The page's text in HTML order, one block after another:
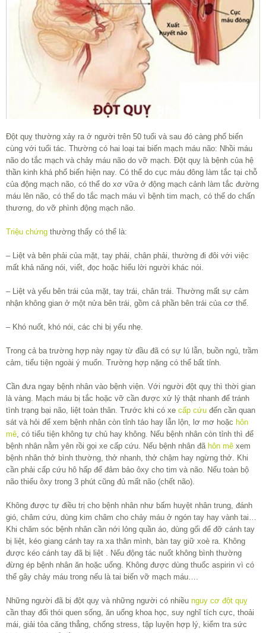
Đột quỵ thường xảy ra ở người trên 50 tuổi và sau đó càng phổ biến
cùng với tuổi tác. Thường có hai loại tai biến mạch máu não: Nhồi máu
não do tắc mạch và chảy máu não do vỡ mạch. Đột quỵ là bệnh của hệ
thần kinh khá phổ biến hiện nay. Có thể do cục máu đông làm tắc tại chỗ
của động mạch não, có thể do xơ vữa ở động mạch cảnh làm tắc đường
máu lên não, có thể do tắc mạch máu vì bệnh tim mạch, có thể do chấn
thương, do vỡ phình động mạch não.
Triệu chứng thường thấy có thể là:
– Liệt và bên phải của mặt, tay phải, chân phải, thường đi đôi với việc
mất khả năng nói, viết, đọc hoặc hiểu lời người khác nói.
– Liệt và yếu bên trái của mặt, tay trái, chân trái. Thường mất sự cảm
nhận không gian ở một nửa bên trái, gồm cả phần bên trái của cơ thể.
– Khó nuốt, khó nói, các chi bị yếu nhẹ.
Trong cả ba trường hợp này ngay từ đầu đã có sự lú lẫn, buồn ngủ, trầm
cảm, tiểu tiện ngoài ý muốn. Trường hợp nặng có thể bất tỉnh.
Cần đưa ngay bệnh nhân vào bệnh viện. Với người đột quỵ thì thời gian
là vàng. Mạch máu bị tắc hoặc vỡ cần được xử lý thật nhanh để tránh
tình trạng bại não, liệt toàn thân. Trước khi có xe cấp cứu đến cần quan
sát và hỏi để xem bệnh nhân còn tỉnh táo hay lẫn lộn, lơ mơ hoặc hôn
mê, có tiểu tiện không tự chủ hay không. Nếu bệnh nhân còn tỉnh thì để
bệnh nhân nằm yên rồi gọi xe cấp cứu. Nếu bệnh nhân đã hôn mê xem
bệnh nhân thở bình thường, thở nhanh, thở chậm hay ngừng thở. Khi
cần phải cấp cứu hô hấp để đảm bảo ôxy cho tim và não. Nếu toàn bộ
não thiếu ôxy trong 3 phút cũng đủ mất não (chết não).
Không được tự điều trị cho bệnh nhân như bấm huyệt nhân trung, đánh
gió, châm cứu, dùng kim châm cho chảy máu ở ngón tay hay vành tai…
Khi chăm sóc bệnh nhân cần nới lỏng quần áo, dùng gối để đỡ cánh tay
bị liệt, kéo giang cánh tay ra xa thân mình, bàn tay giữ xoè ra. Không
được kéo cánh tay đã bị liệt . Nếu động tác nuốt không bình thường
đừng ép bệnh nhân ăn hoặc uống. Không được dùng thuốc aspirin vì có
thể gây chảy máu trong nếu là tai biến vỡ mạch máu….
Những người đã bị đột quỵ và những người có nhiều nguy cơ đột quỵ
cần thay đổi thói quen sống, ăn uống khoa học, suy nghĩ tích cực, thoải
mái, giải tỏa căng thẳng, chống stress, tập luyện hợp lý, kiểm tra sức